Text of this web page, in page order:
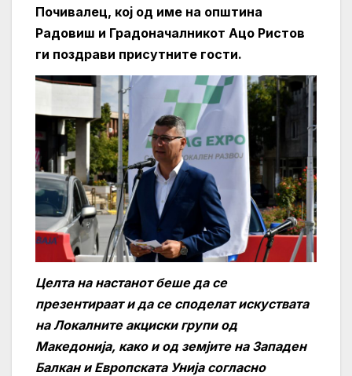
Почивалец, кој од име на општина
Радовиш и Градоначалникот Ацо Ристов
ги поздрави присутните гости.
Целта на настанот беше да се
презентираат и да се споделат искуствата
на Локалните акциски групи од
Македонија, како и од земјите на Западен
Балкан и Европската Унија согласно